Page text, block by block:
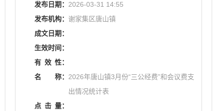
发布日期： 2026-03-31 14:55
发布机构： 谢家集区唐山镇
成文日期：
生效时间：
有 效 性：
名
称： 2026年唐山镇3月份“三公经费”和会议费支
出情况统计表
点 击 量：